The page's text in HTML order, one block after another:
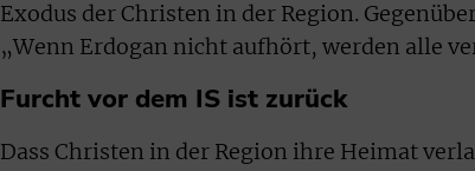
Exodus der Christen in der Region.
„Wenn Erdogan nicht aufhört, werden alle
Furcht vor dem IS ist zurück
Dass Christen in der Region ihre Heimat